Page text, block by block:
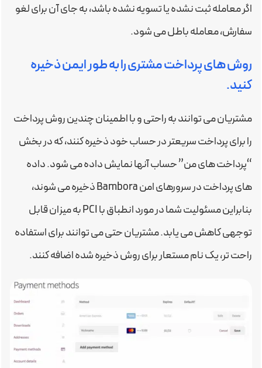
اگر معامله ثبت نشده یا تسویه نشده باشد، به جای آن برای لغو
سفارش، معامله باطل می شود.
روش های پرداخت مشتری را به طور ایمن ذخیره
کنید.
مشتریان می توانند به راحتی و با اطمینان چندین روش پرداخت
را برای پرداخت سریعتر در حساب خود ذخیره کنند، که در بخش
“پرداخت های من” حساب آنها نمایش داده می شود. داده
های پرداخت در سرورهای امن Bambora ذخیره می شوند،
بنابراین مسئولیت شما در مورد انطباق با PCI به میزان قابل
توجهی کاهش می یابد. مشتریان حتی می توانند برای استفاده
راحت تر، یک نام مستعار برای روش ذخیره شده اضافه کنند.